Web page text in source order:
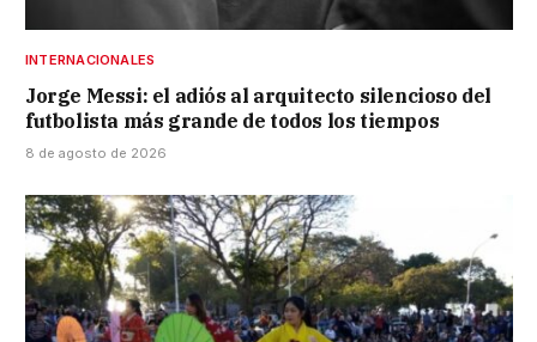
INTERNACIONALES
Jorge Messi: el adiós al arquitecto silencioso del
futbolista más grande de todos los tiempos
8 de agosto de 2026